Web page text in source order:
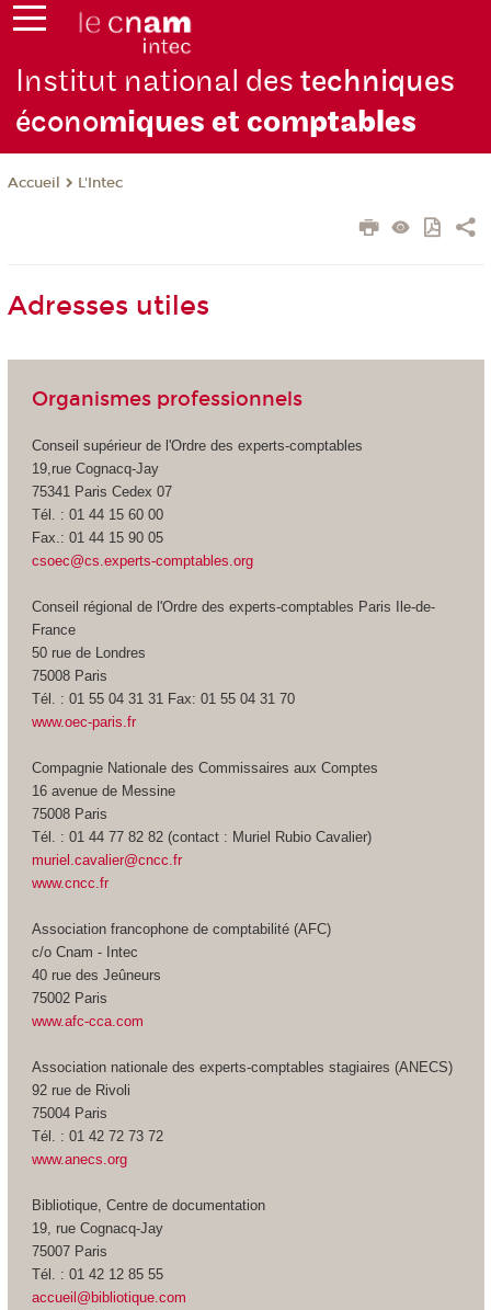
Institut national destechniques
économiques et comptables
Accueil L'Intec
Adresses utiles
Organismes professionnels
Conseil supérieur de l'Ordre des experts-comptables
19,rue Cognacq-Jay
75341 Paris Cedex 07
Tél. : 01 44 15 60 00
Fax.: 01 44 15 90 05
csoec@cs.experts-comptables.org
Conseil régional de l'Ordre des experts-comptables Paris Ile-de-
France
50 rue de Londres
75008 Paris
Tél. : 01 55 04 31 31 Fax: 01 55 04 31 70
www.oec-paris.fr
Compagnie Nationale des Commissaires aux Comptes
16 avenue de Messine
75008 Paris
Tél. : 01 44 77 82 82 (contact : Muriel Rubio Cavalier)
muriel.cavalier@cncc.fr
www.cncc.fr
Association francophone de comptabilité (AFC)
c/o Cnam - Intec
40 rue des Jeûneurs
75002 Paris
www.afc-cca.com
Association nationale des experts-comptables stagiaires (ANECS)
92 rue de Rivoli
75004 Paris
Tél. : 01 42 72 73 72
www.anecs.org
Bibliotique, Centre de documentation
19, rue Cognacq-Jay
75007 Paris
Tél. : 01 42 12 85 55
accueil@bibliotique.com